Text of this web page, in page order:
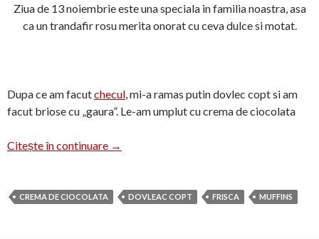
Ziua de 13 noiembrie este una speciala in familia noastra, asa
ca un trandafir rosu merita onorat cu ceva dulce si motat.
Dupa ce am facutchecul, mi-a ramas putin dovlec copt si am
facut briose cu „gaura”. Le-am umplut cu crema de ciocolata
Citește în continuare Briose umplute cu crema de ciocolata
→
CREMA DE CIOCOLATA DOVLEAC COPT FRISCA MUFFINS